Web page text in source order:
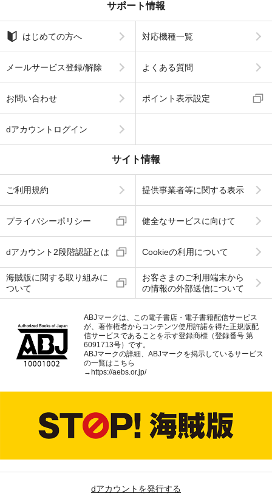
サポート情報
はじめての方へ 対応機種一覧
メールサービス登録/解除 よくある質問
お問い合わせ ポイント表示設定
dアカウントログイン
サイト情報
ご利用規約 提供事業者等に関する表示
プライバシーポリシー 健全なサービスに向けて
dアカウント2段階認証とは Cookieの利用について
海賊版に関する取り組みに
ついて
お客さまのご利用端末から
の情報の外部送信について
ABJマークは、この電子書店・電子書籍配信サービス
が、著作権者からコンテンツ使用許諾を得た正規版配
信サービスであることを示す登録商標（登録番号 第
6091713号）です。
ABJマークの詳細、ABJマークを掲示しているサービス
の一覧はこちら
→ https://aebs.or.jp/
dアカウントを発行する